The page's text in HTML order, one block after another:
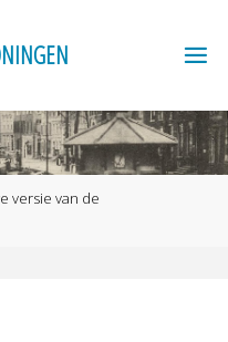
NINGEN
versie van de